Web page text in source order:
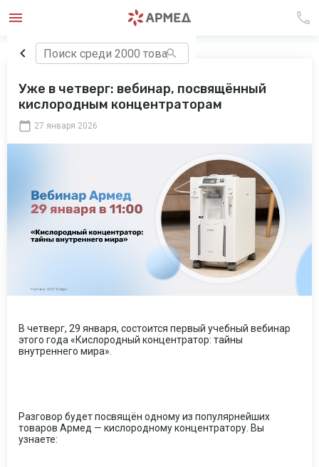
Уже в четверг: вебинар, посвящённый
кислородным концентраторам
27 января 2026
В четверг, 29 января, состоится первый учебный вебинар
этого года «Кислородный концентратор: тайны
внутреннего мира».
Разговор будет посвящён одному из популярнейших
товаров Армед — кислородному концентратору. Вы
узнаете: